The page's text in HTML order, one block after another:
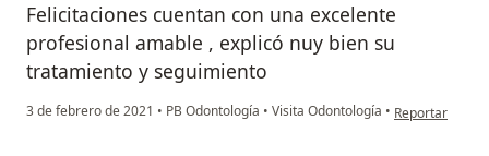
Felicitaciones cuentan con una excelente
profesional amable , explicó nuy bien su
tratamiento y seguimiento
3 de febrero de 2021 • PB Odontología • Visita Odontología • en opinión del
Reportar